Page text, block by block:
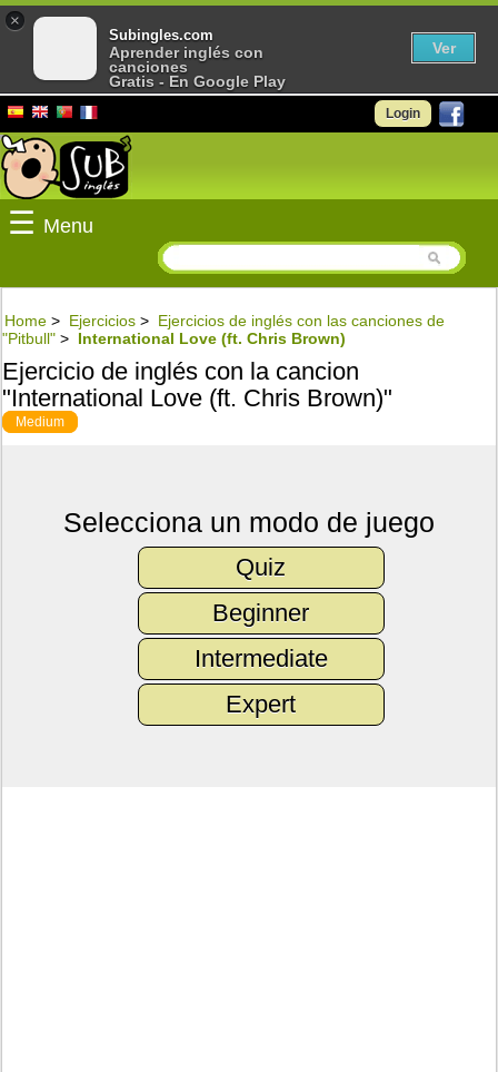
Login
☰ Menu
Home > Ejercicios > Ejercicios de inglés con las canciones de
"Pitbull" > International Love (ft. Chris Brown)
Ejercicio de inglés con la cancion
"International Love (ft. Chris Brown)"
Medium
Selecciona un modo de juego
Quiz
Beginner
Intermediate
Expert
×
Subingles.com
Aprender inglés con
canciones
Gratis - En Google Play
Ver